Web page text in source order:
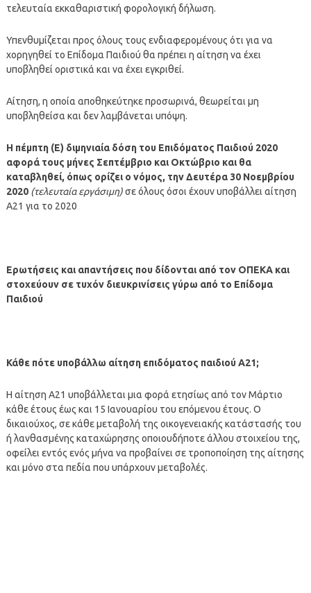
τελευταία εκκαθαριστική φορολογική δήλωση.
Υπενθυμίζεται προς όλους τους ενδιαφερομένους ότι για να
χορηγηθεί το Επίδομα Παιδιού θα πρέπει η αίτηση να έχει
υποβληθεί οριστικά και να έχει εγκριθεί.
Αίτηση, η οποία αποθηκεύτηκε προσωρινά, θεωρείται μη
υποβληθείσα και δεν λαμβάνεται υπόψη.
Η πέμπτη (Ε) διμηνιαία δόση του Επιδόματος Παιδιού 2020
αφορά τους μήνες Σεπτέμβριο και Οκτώβριο και θα
καταβληθεί, όπως ορίζει ο νόμος, την Δευτέρα 30 Νοεμβρίου
2020 (τελευταία εργάσιμη)σε όλους όσοι έχουν υποβάλλει αίτηση
Α21 για το 2020
Ερωτήσεις και απαντήσεις που δίδονται από τον ΟΠΕΚΑ και
στοχεύουν σε τυχόν διευκρινίσεις γύρω από το Επίδομα
Παιδιού
Κάθε πότε υποβάλλω αίτηση επιδόματος παιδιού Α21;
H αίτηση Α21 υποβάλλεται μια φορά ετησίως από τον Μάρτιο
κάθε έτους έως και 15 Ιανουαρίου του επόμενου έτους. Ο
δικαιούχος, σε κάθε μεταβολή της οικογενειακής κατάστασής του
ή λανθασμένης καταχώρησης οποιουδήποτε άλλου στοιχείου της,
οφείλει εντός ενός μήνα να προβαίνει σε τροποποίηση της αίτησης
και μόνο στα πεδία που υπάρχουν μεταβολές.